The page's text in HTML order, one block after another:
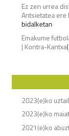
Ez zen urrea
Antsietatea
bidalketan
Emakume
| Kontra-Kantxa
2023(e)ko
2023(e)ko
2021(e)ko